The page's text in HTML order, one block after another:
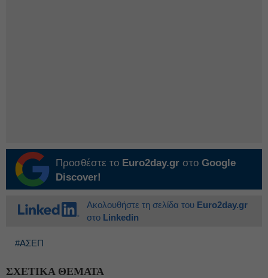
Προσθέστε το Euro2day.gr στο Google
Discover!
Ακολουθήστε τη σελίδα του Euro2day.gr
στο Linkedin
#ΑΣΕΠ
ΣΧΕΤΙΚΑ ΘΕΜΑΤΑ